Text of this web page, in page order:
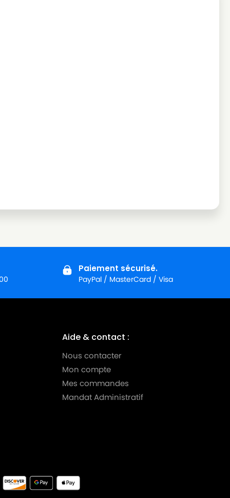
Paiement sécurisé.
PayPal / MasterCard / Visa
Aide & contact :
Nous contacter
Mon compte
Mes commandes
Mandat Administratif